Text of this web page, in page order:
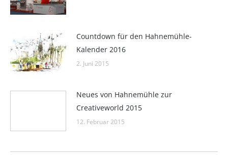
Countdown für den Hahnemühle-
Kalender 2016
2. Juni 2015
Neues von Hahnemühle zur
Creativeworld 2015
12. Februar 2015